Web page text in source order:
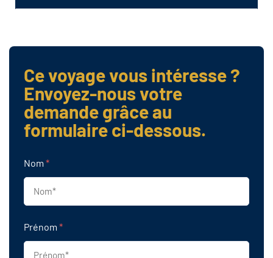
Ce voyage vous intéresse ?
Envoyez-nous votre
demande grâce au
formulaire ci-dessous.
Nom *
Prénom *